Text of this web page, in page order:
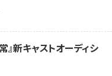
新キャストオーディシ